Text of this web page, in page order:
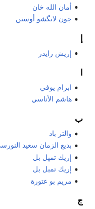
أمان الله خان
جون لانگشو أوستن
إ
إريش رايدر
ابرام يوفي
هاشم الأتاسي
ب
والتر باد
بديع الزمان سعيد
إريك تمپل بل
إريك تمبل بل
مريم بو عتورة
ج